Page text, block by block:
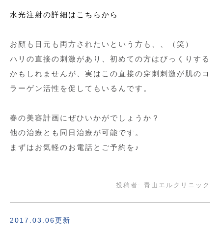
水光注射の詳細はこちらから
お顔も目元も両方されたいという方も、、（笑）
ハリの直接の刺激があり、初めての方はびっくりする
かもしれませんが、実はこの直接の穿刺刺激が肌のコ
ラーゲン活性を促してもいるんです。
春の美容計画にぜひいかがでしょうか？
他の治療とも同日治療が可能です。
まずはお気軽のお電話とご予約を♪
投稿者: 青山エルクリニック
2017.03.06更新